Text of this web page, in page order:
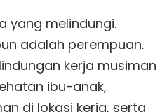
yang melindungi.
adalah perempuan.
kerja musiman
ibu-anak,
di lokasi kerja, serta